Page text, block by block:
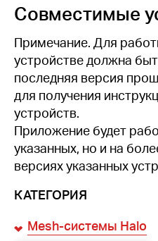
Совместимые
Примечание. Для
устройстве должна
последняя версия
для получения
устройств.
Приложение будет
указанных, но и на
версиях указанных
КАТЕГОРИЯ
Mesh-системы Halo